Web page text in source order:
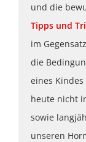
und die
Tipps und
im
die
eines
heute nicht
sowie
unseren